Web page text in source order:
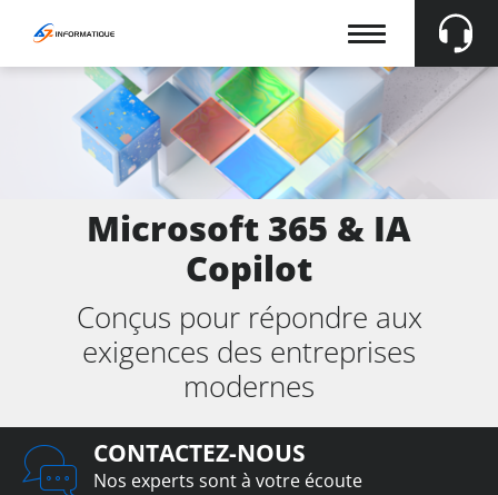
En
Afficher
la
navigation
Microsoft 365 & IA
Copilot
Conçus pour répondre aux
exigences des entreprises
modernes
CONTACTEZ-NOUS
Nos experts sont à votre écoute